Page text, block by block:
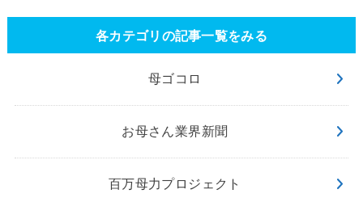
各カテゴリの記事一覧をみる
母ゴコロ
お母さん業界新聞
百万母力プロジェクト